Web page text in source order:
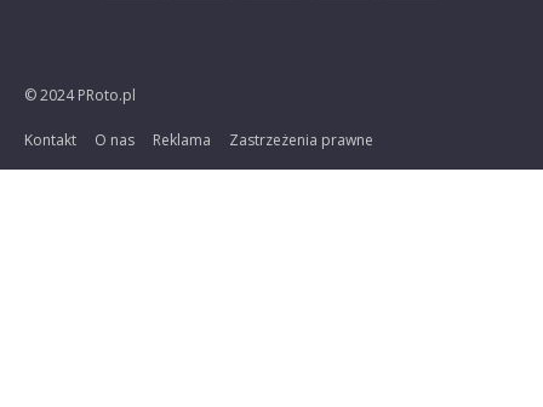
© 2024 PRoto.pl
Kontakt O nas Reklama Zastrzeżenia prawne